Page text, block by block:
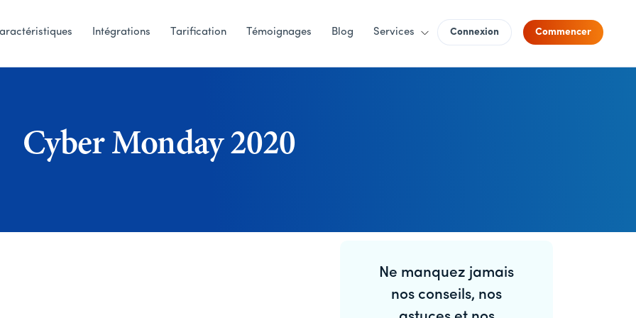
Intégrations Tarification Témoignages Blog Services Connexion Commencer
Cyber Monday 2020
latérale
Ne manquez jamais
nos conseils, nos